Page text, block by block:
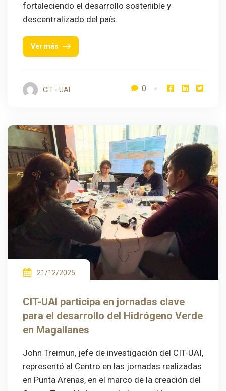
fortaleciendo el desarrollo sostenible y
descentralizado del país.
Ver más
CIT - UAI 0
21/12/2025
CIT-UAI participa en jornadas clave
para el desarrollo del Hidrógeno Verde
en Magallanes
John Treimun, jefe de investigación del CIT-UAI,
representó al Centro en las jornadas realizadas
en Punta Arenas, en el marco de la creación del